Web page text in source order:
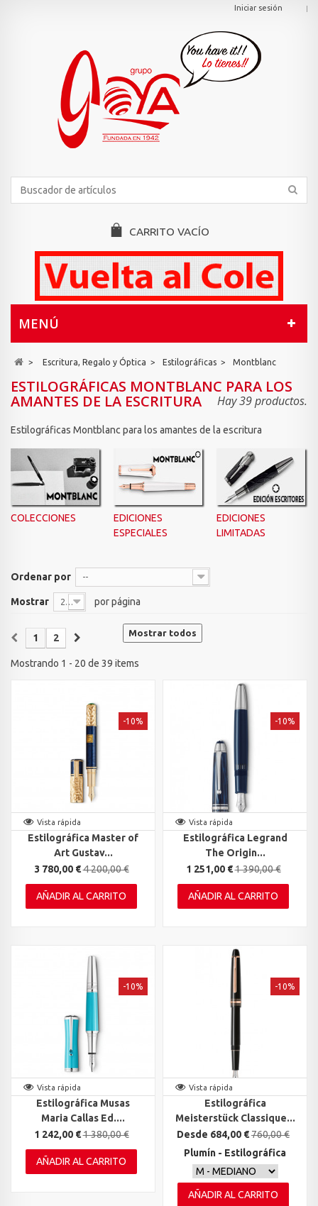
Iniciar sesión
CARRITO VACÍO
MENÚ
> Escritura, Regalo y Óptica > Estilográficas > Montblanc
ESTILOGRÁFICAS MONTBLANC PARA LOS
AMANTES DE LA ESCRITURA Hay 39 productos.
Estilográficas Montblanc para los amantes de la escritura
COLECCIONES
EDICIONES
ESPECIALES
EDICIONES
LIMITADAS
Ordenar por --
Mostrar 20 por página
Mostrar todos
1 2
Mostrando 1 - 20 de 39 items
Vista rápida
Estilográfica Master of
Art Gustav...
3 780,00 €4 200,00 €
-10%
AÑADIR AL CARRITO
Vista rápida
Estilográfica Legrand
The Origin...
1 251,00 €1 390,00 €
-10%
AÑADIR AL CARRITO
Vista rápida
Estilográfica Musas
Maria Callas Ed....
1 242,00 €1 380,00 €
-10%
AÑADIR AL CARRITO
Vista rápida
Estilográfica
Meisterstück Classique...
Desde 684,00 €760,00 €
-10%
Plumín - Estilográfica
AÑADIR AL CARRITO